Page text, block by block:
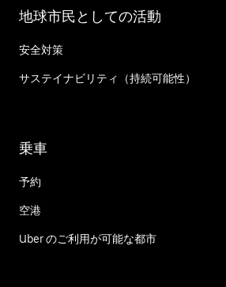
地球市民としての活動
安全対策
サステイナビリティ（持続可能性）
乗車
予約
空港
Uber のご利用が可能な都市